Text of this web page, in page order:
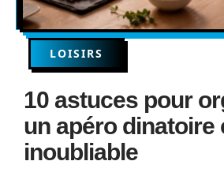
LOISIRS
10 astuces pour
un apéro dinatoire
inoubliable